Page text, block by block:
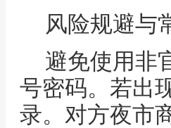
风险规避与
避免使用非
号密码。若出
录。对方夜市